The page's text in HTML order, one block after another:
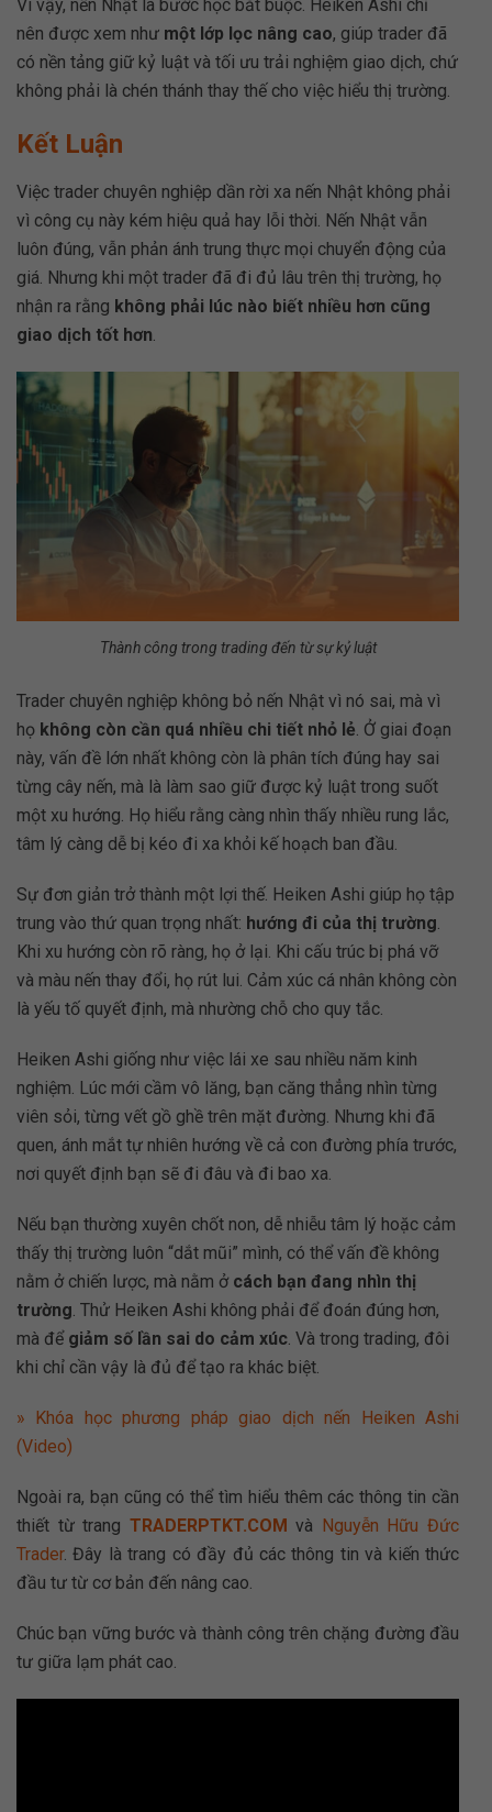
Vì vậy, nến Nhật là bước học bắt buộc. Heiken Ashi chỉ
nên được xem như một lớp lọc nâng cao, giúp trader đã
có nền tảng giữ kỷ luật và tối ưu trải nghiệm giao dịch, chứ
không phải là chén thánh thay thế cho việc hiểu thị trường.
Kết Luận
Việc trader chuyên nghiệp dần rời xa nến Nhật không phải
vì công cụ này kém hiệu quả hay lỗi thời. Nến Nhật vẫn
luôn đúng, vẫn phản ánh trung thực mọi chuyển động của
giá. Nhưng khi một trader đã đi đủ lâu trên thị trường, họ
nhận ra rằng không phải lúc nào biết nhiều hơn cũng
giao dịch tốt hơn
Thành công trong trading đến từ sự kỷ luật
Trader chuyên nghiệp không bỏ nến Nhật vì nó sai, mà vì
họ không còn cần quá nhiều chi tiết nhỏ lẻ . Ở giai đoạn
này, vấn đề lớn nhất không còn là phân tích đúng hay sai
từng cây nến, mà là làm sao giữ được kỷ luật trong suốt
một xu hướng. Họ hiểu rằng càng nhìn thấy nhiều rung lắc,
tâm lý càng dễ bị kéo đi xa khỏi kế hoạch ban đầu.
Sự đơn giản trở thành một lợi thế. Heiken Ashi giúp họ tập
trung vào thứ quan trọng nhất: hướng đi của thị trường
Khi xu hướng còn rõ ràng, họ ở lại. Khi cấu trúc bị phá vỡ
và màu nến thay đổi, họ rút lui. Cảm xúc cá nhân không còn
là yếu tố quyết định, mà nhường chỗ cho quy tắc.
Heiken Ashi giống như việc lái xe sau nhiều năm kinh
nghiệm. Lúc mới cầm vô lăng, bạn căng thẳng nhìn từng
viên sỏi, từng vết gồ ghề trên mặt đường. Nhưng khi đã
quen, ánh mắt tự nhiên hướng về cả con đường phía trước,
nơi quyết định bạn sẽ đi đâu và đi bao xa.
Nếu bạn thường xuyên chốt non, dễ nhiễu tâm lý hoặc cảm
thấy thị trường luôn “dắt mũi” mình, có thể vấn đề không
nằm ở chiến lược, mà nằm ở cách bạn đang nhìn thị
trường . Thử Heiken Ashi không phải để đoán đúng hơn,
mà để giảm số lần sai do cảm xúc . Và trong trading, đôi
khi chỉ cần vậy là đủ để tạo ra khác biệt.
» Khóa học phương pháp giao dịch nến Heiken Ashi
(Video)
Ngoài ra, bạn cũng có thể tìm hiểu thêm các thông tin cần
thiết từ trang TRADERPTKT.COMvà Nguyễn Hữu Đức
Trader. Đây là trang có đầy đủ các thông tin và kiến thức
đầu tư từ cơ bản đến nâng cao.
Chúc bạn vững bước và thành công trên chặng đường đầu
tư giữa lạm phát cao.